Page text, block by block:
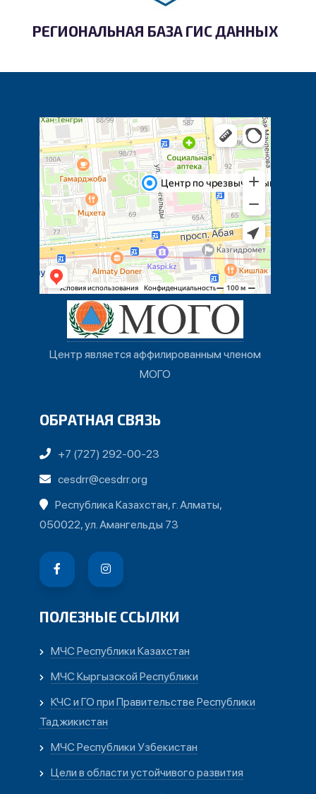
РЕГИОНАЛЬНАЯ БАЗА ГИС ДАННЫХ
Центр является аффилированным членом
МОГО
ОБРАТНАЯ СВЯЗЬ
+7 (727) 292-00-23
cesdrr@cesdrr.org
Республика Казахстан, г. Алматы,
050022, ул. Амангельды 73
ПОЛЕЗНЫЕ ССЫЛКИ
МЧС Республики Казахстан
МЧС Кыргызской Республики
КЧС и ГО при Правительстве Республики
Таджикистан
МЧС Республики Узбекистан
Цели в области устойчивого развития